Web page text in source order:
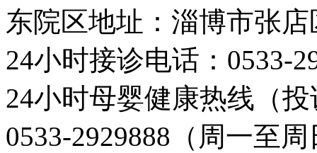
东院区地址：淄博市张
24小时接诊电话：0533-
24小时母婴健康热线（
0533-2929888（周一至